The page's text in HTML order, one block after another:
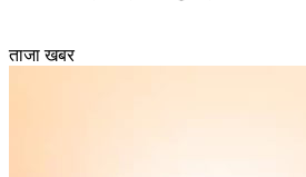
ताजा खबर